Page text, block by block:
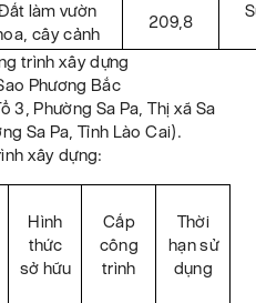
làm vườn
cây cảnh
209,8
trình xây dựng
Phương Bắc
3, Phường Sa Pa, Thị xã Sa
Sa Pa, Tỉnh Lào Cai).
xây dựng:
Hình
thức
sở hữu
Cấp
công
trình
Thời
hạn sử
dụng